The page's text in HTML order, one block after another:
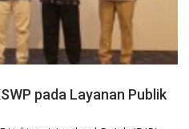
pada Layanan Publik